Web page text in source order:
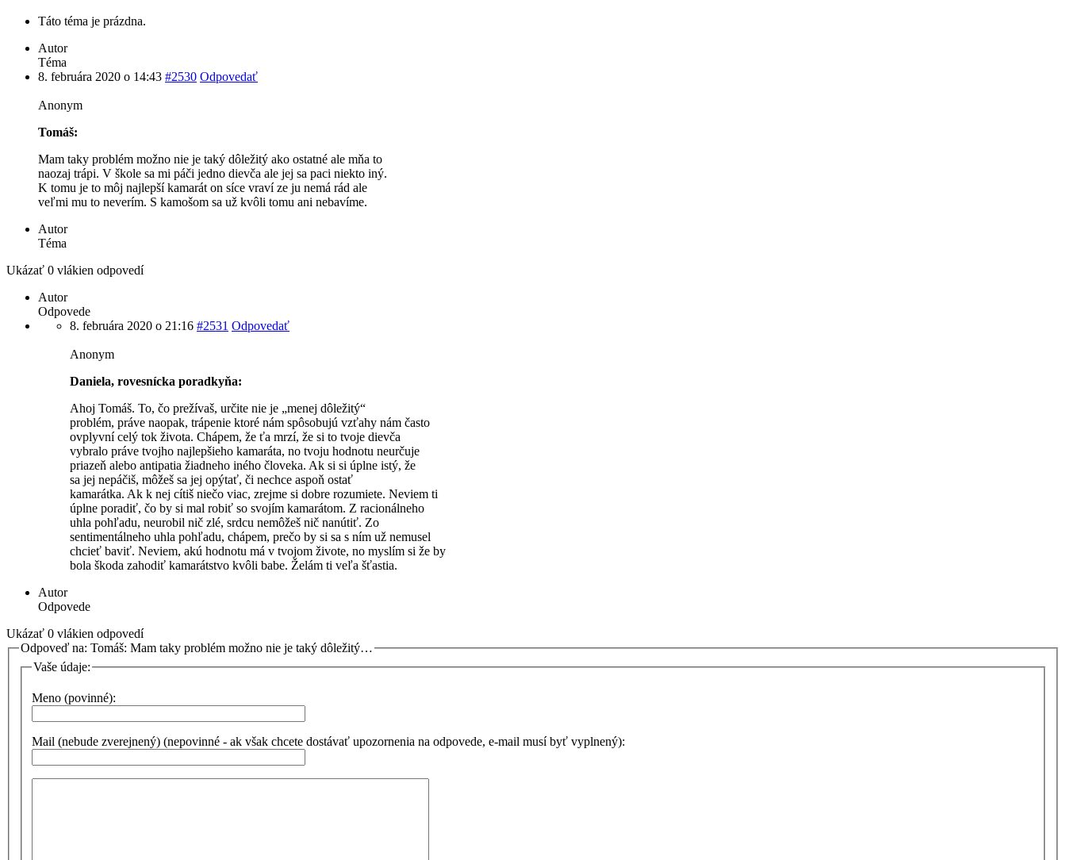
Táto téma je prázdna.
Autor
Téma
8. februára 2020 o 14:43 #2530 Odpovedať
Anonym
Tomáš:
Mam taky problém možno nie je taký dôležitý ako ostatné ale mňa to
naozaj trápi. V škole sa mi páči jedno dievča ale jej sa paci niekto iný.
K tomu je to môj najlepší kamarát on síce vraví ze ju nemá rád ale
veľmi mu to neverím. S kamošom sa už kvôli tomu ani nebavíme.
Autor
Téma
Ukázať 0 vlákien odpovedí
Autor
Odpovede
8. februára 2020 o 21:16 #2531 Odpovedať
Anonym
Daniela, rovesnícka poradkyňa:
Ahoj Tomáš. To, čo prežívaš, určite nie je „menej dôležitý“
problém, práve naopak, trápenie ktoré nám spôsobujú vzťahy nám často
ovplyvní celý tok života. Chápem, že ťa mrzí, že si to tvoje dievča
vybralo práve tvojho najlepšieho kamaráta, no tvoju hodnotu neurčuje
priazeň alebo antipatia žiadneho iného človeka. Ak si si úplne istý, že
sa jej nepáčiš, môžeš sa jej opýtať, či nechce aspoň ostať
kamarátka. Ak k nej cítiš niečo viac, zrejme si dobre rozumiete. Neviem ti
úplne poradiť, čo by si mal robiť so svojím kamarátom. Z racionálneho
uhla pohľadu, neurobil nič zlé, srdcu nemôžeš nič nanútiť. Zo
sentimentálneho uhla pohľadu, chápem, prečo by si sa s ním už nemusel
chcieť baviť. Neviem, akú hodnotu má v tvojom živote, no myslím si že by
bola škoda zahodiť kamarátstvo kvôli babe. Želám ti veľa šťastia.
Autor
Odpovede
Ukázať 0 vlákien odpovedí
Odpoveď na: Tomáš: Mam taky problém možno nie je taký dôležitý…
Vaše údaje:
Meno (povinné):
Mail (nebude zverejnený) (nepovinné - ak však chcete dostávať upozornenia na odpovede, e-mail musí byť vyplnený):